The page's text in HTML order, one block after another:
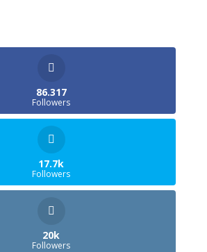
86.317
Followers
17.7k
Followers
20k
Followers